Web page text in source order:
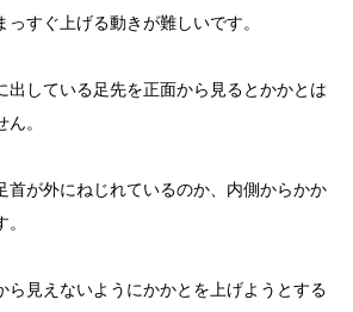
っすぐ上げる動きが難しいです。
出している足先を正面から見るとかかとは
。
首が外にねじれているのか、内側からかか
ら見えないようにかかとを上げようとする